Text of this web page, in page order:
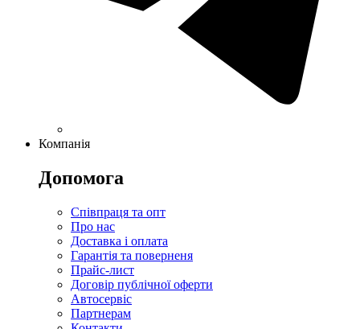
Компанія
Допомога
Співпраця та опт
Про нас
Доставка і оплата
Гарантія та поверненя
Прайс-лист
Договір публічної оферти
Автосервіс
Партнерам